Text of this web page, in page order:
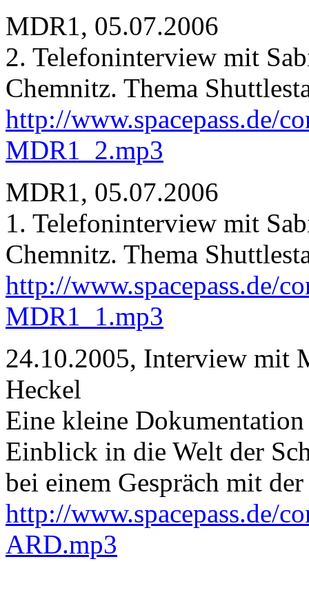
MDR1, 05.07.2006
2. Telefoninterview mit
Chemnitz. Thema
http://www.spacepass.de/
MDR1_2.mp3
MDR1, 05.07.2006
1. Telefoninterview mit
Chemnitz. Thema
http://www.spacepass.de/
MDR1_1.mp3
24.10.2005, Interview mit
Heckel
Eine kleine
Einblick in die Welt der
bei einem Gespräch mit
http://www.spacepass.de/
ARD.mp3